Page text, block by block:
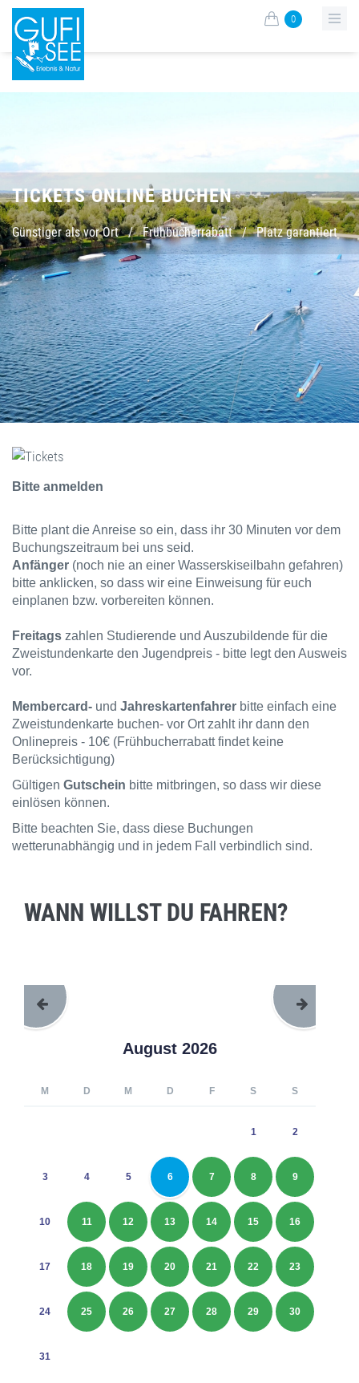
0
TICKETS ONLINE BUCHEN
Günstiger als vor Ort / Frühbucherrabatt / Platz garantiert
Bitte anmelden
Bitte plant die Anreise so ein, dass ihr 30 Minuten vor dem
Buchungszeitraum bei uns seid.
Anfänger (noch nie an einer Wasserskiseilbahn gefahren)
bitte anklicken, so dass wir eine Einweisung für euch
einplanen bzw. vorbereiten können.
Freitags zahlen Studierende und Auszubildende für die
Zweistundenkarte den Jugendpreis - bitte legt den Ausweis
vor.
Membercard- und Jahreskartenfahrer bitte einfach eine
Zweistundenkarte buchen- vor Ort zahlt ihr dann den
Onlinepreis - 10€ (Frühbucherrabatt findet keine
Berücksichtigung)
Gültigen Gutschein bitte mitbringen, so dass wir diese
einlösen können.
Bitte beachten Sie, dass diese Buchungen
wetterunabhängig und in jedem Fall verbindlich sind.
WANN WILLST DU FAHREN?
August 2026
M D M D F S S
1 2
3 4 5 6 7 8 9
10 11 12 13 14 15 16
17 18 19 20 21 22 23
24 25 26 27 28 29 30
31